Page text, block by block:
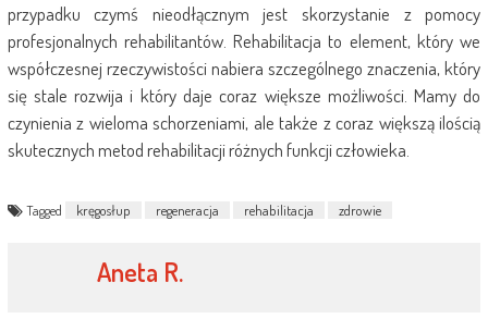
przypadku czymś nieodłącznym jest skorzystanie z pomocy
profesjonalnych rehabilitantów. Rehabilitacja to element, który we
współczesnej rzeczywistości nabiera szczególnego znaczenia, który
się stale rozwija i który daje coraz większe możliwości. Mamy do
czynienia z wieloma schorzeniami, ale także z coraz większą ilością
skutecznych metod rehabilitacji różnych funkcji człowieka.
Tagged kręgosłup regeneracja rehabilitacja zdrowie
Aneta R.